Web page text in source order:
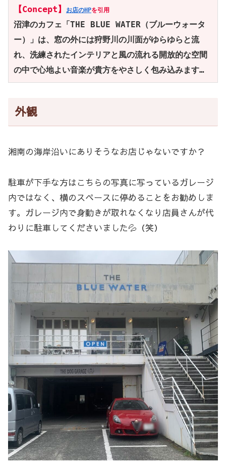
【Concept】 お店のHPを引用
沼津のカフェ「THE BLUE WATER（ブルーウォータ
ー）」は、窓の外には狩野川の川面がゆらゆらと流
れ、洗練されたインテリアと風の流れる開放的な空間
の中で心地よい音楽が貴方をやさしく包み込みます…
外観
湘南の海岸沿いにありそうなお店じゃないですか？
駐車が下手な方はこちらの写真に写っているガレージ
内ではなく、横のスペースに停めることをお勧めしま
す。ガレージ内で身動きが取れなくなり店員さんが代
わりに駐車してくださいました💦（笑）